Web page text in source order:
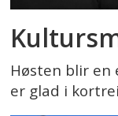
Høsten blir en
er glad i